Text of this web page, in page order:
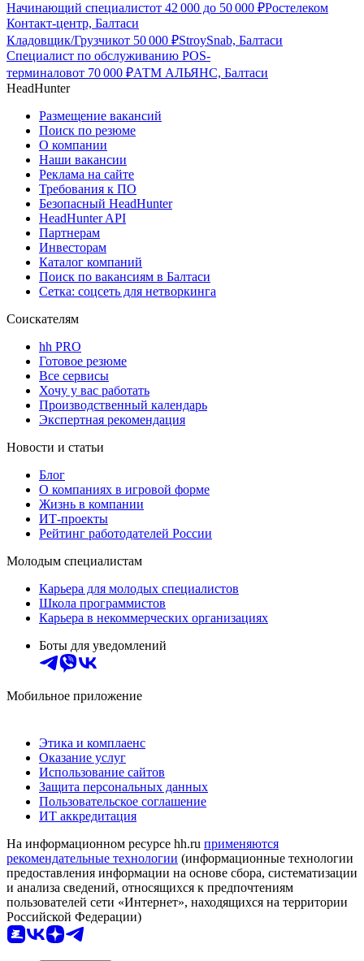
Начинающий специалистот 42 000 до 50 000 ₽Ростелеком
Контакт-центр, Балтаси
Кладовщик/Грузчикот 50 000 ₽StroySnab, Балтаси
Специалист по обслуживанию POS-
терминаловот 70 000 ₽АТМ АЛЬЯНС, Балтаси
HeadHunter
Размещение вакансий
Поиск по резюме
О компании
Наши вакансии
Реклама на сайте
Требования к ПО
Безопасный HeadHunter
HeadHunter API
Партнерам
Инвесторам
Каталог компаний
Поиск по вакансиям в Балтаси
Сетка: соцсеть для нетворкинга
Соискателям
hh PRO
Готовое резюме
Все сервисы
Хочу у вас работать
Производственный календарь
Экспертная рекомендация
Новости и статьи
Блог
О компаниях в игровой форме
Жизнь в компании
ИТ-проекты
Рейтинг работодателей России
Молодым специалистам
Карьера для молодых специалистов
Школа программистов
Карьера в некоммерческих организациях
Боты для уведомлений
Мобильное приложение
Этика и комплаенс
Оказание услуг
Использование сайтов
Защита персональных данных
Пользовательское соглашение
ИТ аккредитация
На информационном ресурсе hh.ru применяются
рекомендательные технологии (информационные технологии
предоставления информации на основе сбора, систематизации
и анализа сведений, относящихся к предпочтениям
пользователей сети «Интернет», находящихся на территории
Российской Федерации)